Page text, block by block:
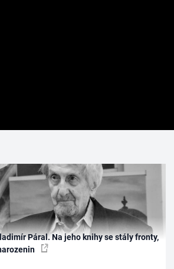
Páral. Na jeho knihy se stály fronty,